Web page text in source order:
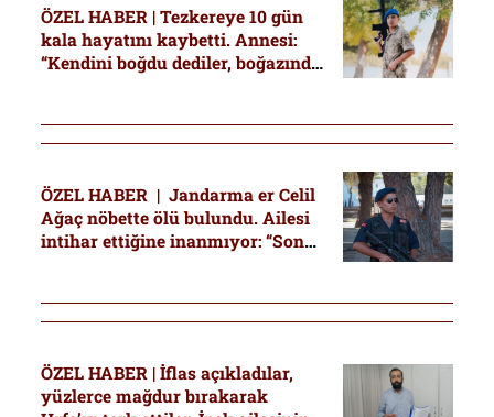
ÖZEL HABER | Tezkereye 10 gün
kala hayatını kaybetti. Annesi:
“Kendini boğdu dediler, boğazında
ÖZEL HABER | Jandarma er Celil
Ağaç nöbette ölü bulundu. Ailesi
intihar ettiğine inanmıyor: “Son
ÖZEL HABER | İflas açıkladılar,
yüzlerce mağdur bırakarak